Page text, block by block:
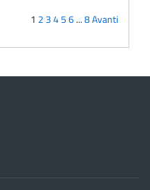
1 2 3456...8Avanti